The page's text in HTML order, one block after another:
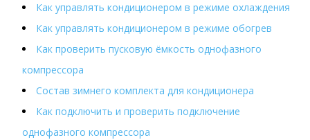
Как управлять кондиционером в режиме охлаждения
Как управлять кондиционером в режиме обогрев
Как проверить пусковую ёмкость однофазного
компрессора
Состав зимнего комплекта для кондиционера
Как подключить и проверить подключение
однофазного компрессора